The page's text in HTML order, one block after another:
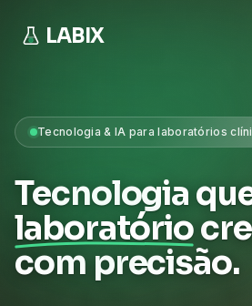
LABIX
Tecnologia & IA para laboratórios
Tecnologia
laboratório
com precisão.